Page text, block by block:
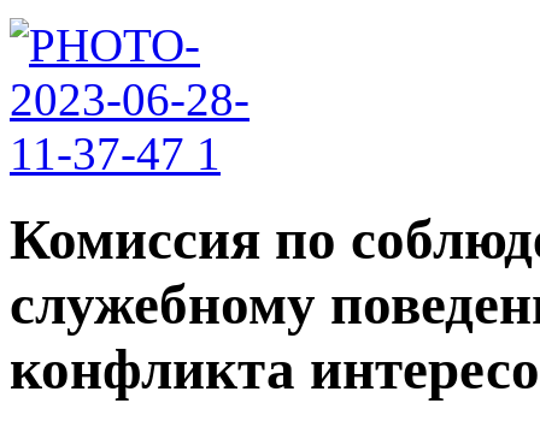
Комиссия по
служебному
конфликта